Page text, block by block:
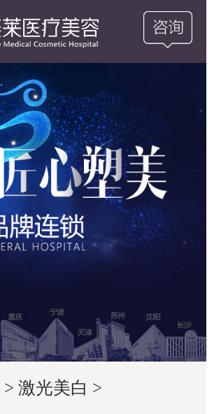
>激光美白 >